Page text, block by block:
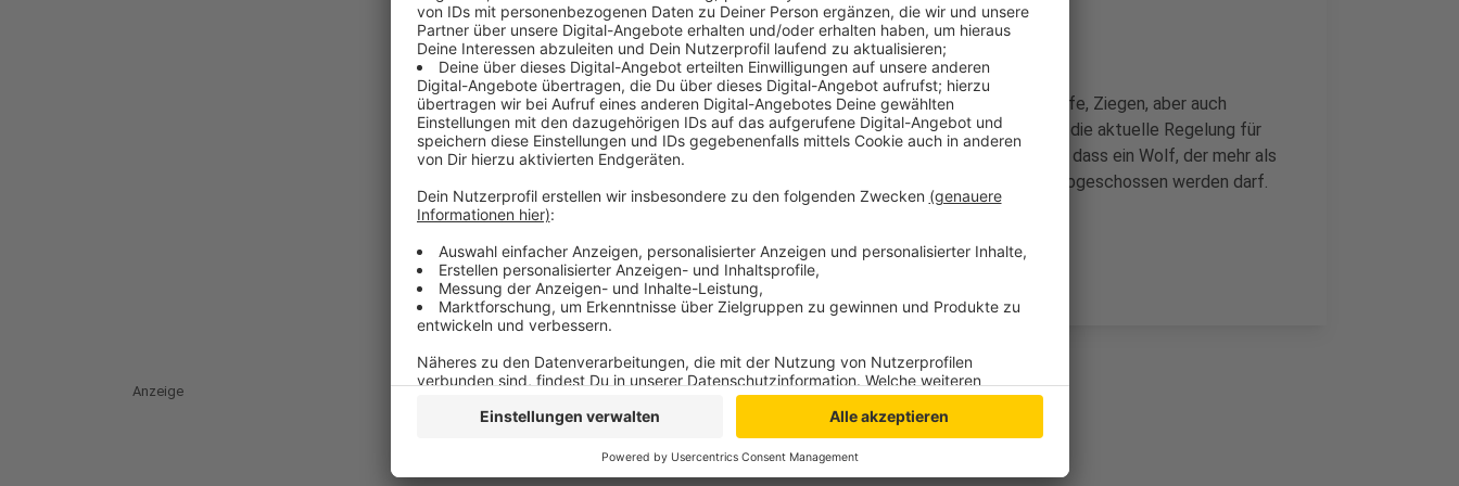
Anzeige
Der Zuschuss gilt für den Schutz von Weidetieren wie Kühe, Schafe, Ziegen, aber auch
Pferden, Dam- und Rotwild. Rechtlich umstritten ist nach wie vor die aktuelle Regelung für
einen Abschuss von Wölfen in der Proviz Gelderland. Sie sieht vor, dass ein Wolf, der mehr als
zweimal in einer Woche ein gut geschütztes Weidetier angreift, abgeschossen werden darf.
Anzeige